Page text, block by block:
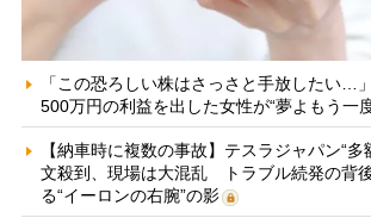
「この恐ろしい株はさっさと手放したい…
500万円の利益を出した女性が“夢よもう一
【納車時に複数の事故】テスラジャパン“多
文殺到、現場は大混乱 トラブル続発の背
る“イーロンの右腕”の影